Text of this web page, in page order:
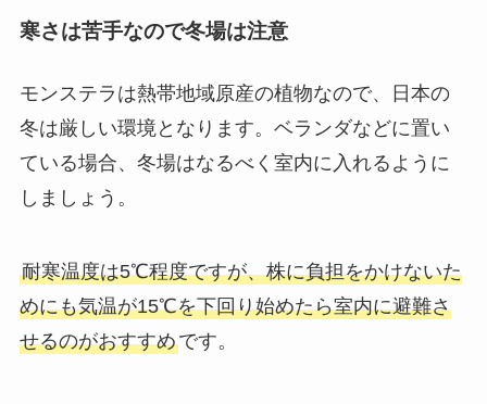
寒さは苦手なので冬場は注意
モンステラは熱帯地域原産の植物なので、日本の
冬は厳しい環境となります。ベランダなどに置い
ている場合、冬場はなるべく室内に入れるように
しましょう。
耐寒温度は5℃程度ですが、株に負担をかけないた
めにも気温が15℃を下回り始めたら室内に避難さ
せるのがおすすめです。